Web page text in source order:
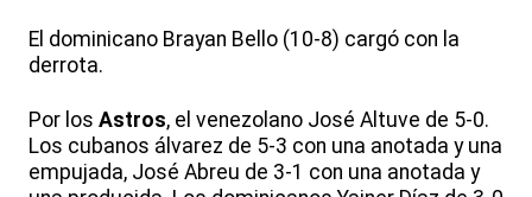
El dominicano Brayan Bello (10-8) cargó con la
derrota.
Por los Astros, el venezolano José Altuve de 5-0.
Los cubanos álvarez de 5-3 con una anotada y una
empujada, José Abreu de 3-1 con una anotada y